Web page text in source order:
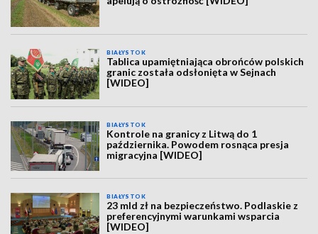
BIAŁYSTOK
Tablica upamiętniająca obrońców polskich
granic została odsłonięta w Sejnach
[WIDEO]
BIAŁYSTOK
Kontrole na granicy z Litwą do 1
października. Powodem rosnąca presja
migracyjna [WIDEO]
BIAŁYSTOK
23 mld zł na bezpieczeństwo. Podlaskie z
preferencyjnymi warunkami wsparcia
[WIDEO]